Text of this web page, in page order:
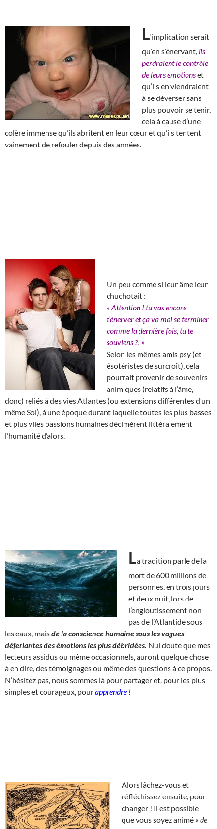
L‘implication serait
qu’en s’énervant, ils
perdraient le contrôle
de leurs émotionset
qu’ils en viendraient
à se déverser sans
plus pouvoir se tenir,
cela à cause d’une
colère immense qu’ils abritent en leur cœur et qu’ils tentent
vainement de refouler depuis des années.
Un peu comme si leur âme leur
chuchotait :
« Attention ! tu vas encore
t’énerver et ça va mal se terminer
comme la dernière fois, tu te
souviens ?! »
Selon les mêmes amis psy (et
ésotéristes de surcroît), cela
pourrait provenir de souvenirs
animiques (relatifs à l’âme,
donc) reliés à des vies Atlantes (ou extensions différentes d’un
même Soi), à une époque durant laquelle toutes les plus basses
et plus viles passions humaines décimèrent littéralement
l’humanité d’alors.
La tradition parle de la
mort de 600 millions de
personnes, en trois jours
et deux nuit, lors de
l’engloutissement non
pas de l’Atlantide sous
les eaux, maisde la conscience humaine sous les vagues
déferlantes des émotions les plus débridées. Nul doute que mes
lecteurs assidus ou même occasionnels, auront quelque chose
à en dire, des témoignages ou même des questions à ce propos.
N’hésitez pas, nous sommes là pour partager et, pour les plus
simples et courageux, pourapprendre !
Alors lâchez-vous et
réfléchissez ensuite, pour
changer ! Il est possible
que vous soyez animé « de